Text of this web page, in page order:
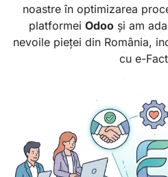
noastre în optimizarea
platformei Odooși am
nevoile pieței din România,
cu e-